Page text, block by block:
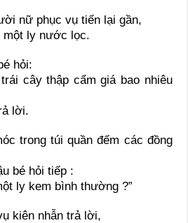
nữ phục vụ tiến lại gần,
ly nước lọc.
hỏi:
cây thập cẩm giá bao nhiêu
lời.
trong túi quần đếm các đồng
bé hỏi tiếp :
ly kem bình thường ?”
kiên nhẫn trả lời,